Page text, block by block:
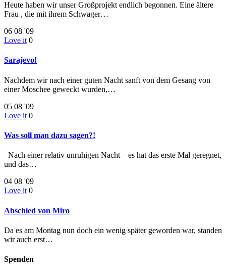
Heute haben wir unser Großprojekt endlich begonnen. Eine ältere
Frau , die mit ihrem Schwager…
06 08 '09
Love it 0
Sarajevo!
Nachdem wir nach einer guten Nacht sanft von dem Gesang von
einer Moschee geweckt wurden,…
05 08 '09
Love it 0
Was soll man dazu sagen?!
Nach einer relativ unruhigen Nacht – es hat das erste Mal geregnet,
und das…
04 08 '09
Love it 0
Abschied von Miro
Da es am Montag nun doch ein wenig später geworden war, standen
wir auch erst…
Spenden